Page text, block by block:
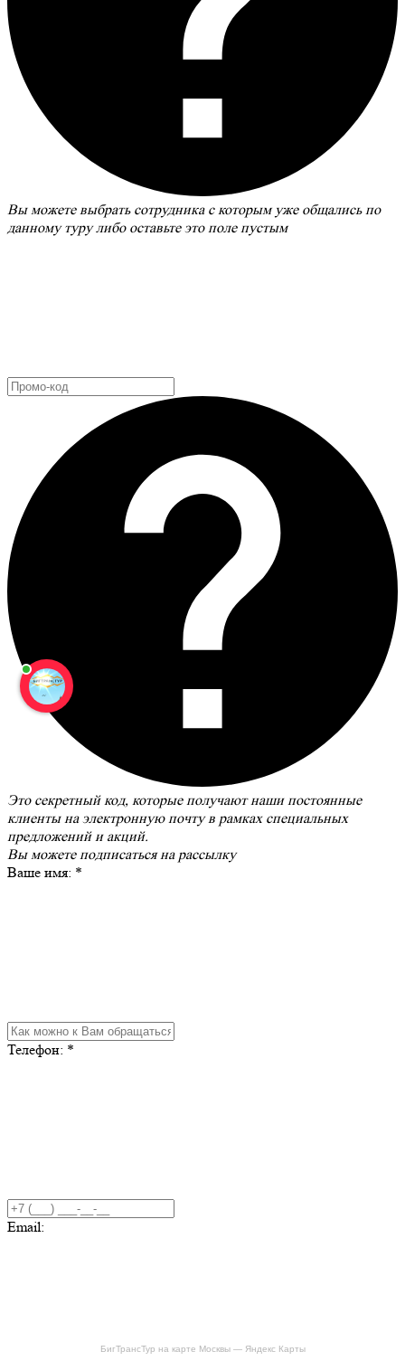
БигТрансТур на карте Москвы — Яндекс Карты
Вы можете выбрать сотрудника с которым уже общались по
данному туру либо оставьте это поле пустым
Это секретный код, которые получают наши постоянные
клиенты на электронную почту в рамках специальных
предложений и акций.
Вы можетеподписаться на рассылку
Ваше имя: *
Телефон: *
Email: